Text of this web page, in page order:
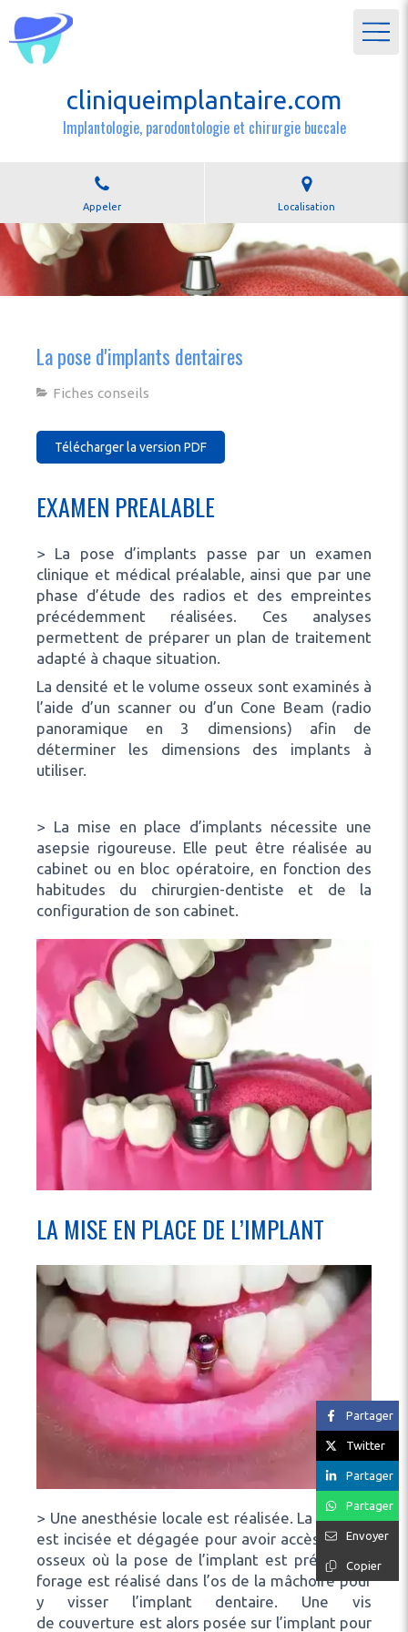
cliniqueimplantaire.com
Implantologie, parodontologie et chirurgie buccale
Appeler Localisation
La pose d'implants dentaires
Fiches conseils
Télécharger la version PDF
EXAMEN PREALABLE
> La pose d’implants passe par un examen
clinique et médical préalable, ainsi que par une
phase d’étude des radios et des empreintes
précédemment réalisées. Ces analyses
permettent de préparer un plan de traitement
adapté à chaque situation.
La densité et le volume osseux sont examinés à
l’aide d’un scanner ou d’un Cone Beam (radio
panoramique en 3 dimensions) afin de
déterminer les dimensions des implants à
utiliser.
> La mise en place d’implants nécessite une
asepsie rigoureuse. Elle peut être réalisée au
cabinet ou en bloc opératoire, en fonction des
habitudes du chirurgien-dentiste et de la
configuration de son cabinet.
LA MISE EN PLACE DE L’IMPLANT
> Une anesthésie locale est réalisée. La gencive
est incisée et dégagée pour avoir accès au site
osseux où la pose de l’implant est prévue. Un
forage est réalisé dans l’os de la mâchoire pour
y visser l’implant dentaire. Une vis
de couverture est alors posée sur l’implant pour
Partager
Twitter
Partager
Partager
Envoyer
Copier